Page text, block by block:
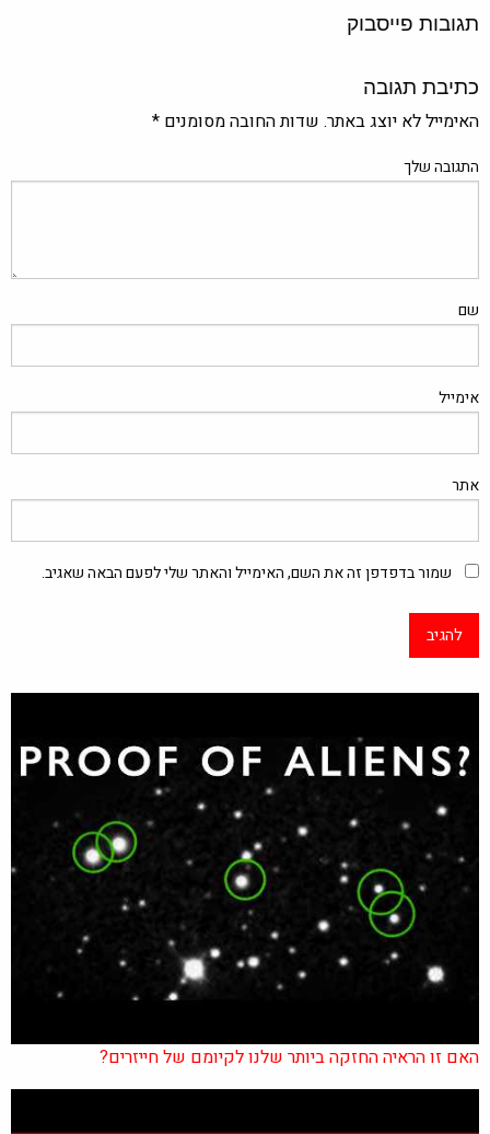
תגובות פייסבוק
כתיבת תגובה
האימייל לא יוצג באתר. שדות החובה מסומנים *
התגובה שלך
שם
אימייל
אתר
שמור בדפדפן זה את השם, האימייל והאתר שלי לפעם הבאה שאגיב.
האם זו הראיה החזקה ביותר שלנו לקיומם של חייזרים?